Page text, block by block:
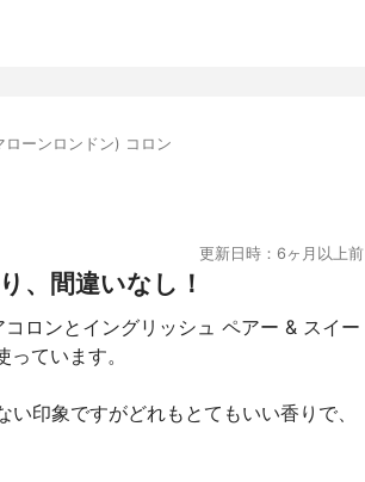
ーンロンドン) コロン
更新日時：6ヶ月以上前
、間違いなし！
ロンとイングリッシュ ペアー & スイー
ています。
印象ですがどれもとてもいい香りで、